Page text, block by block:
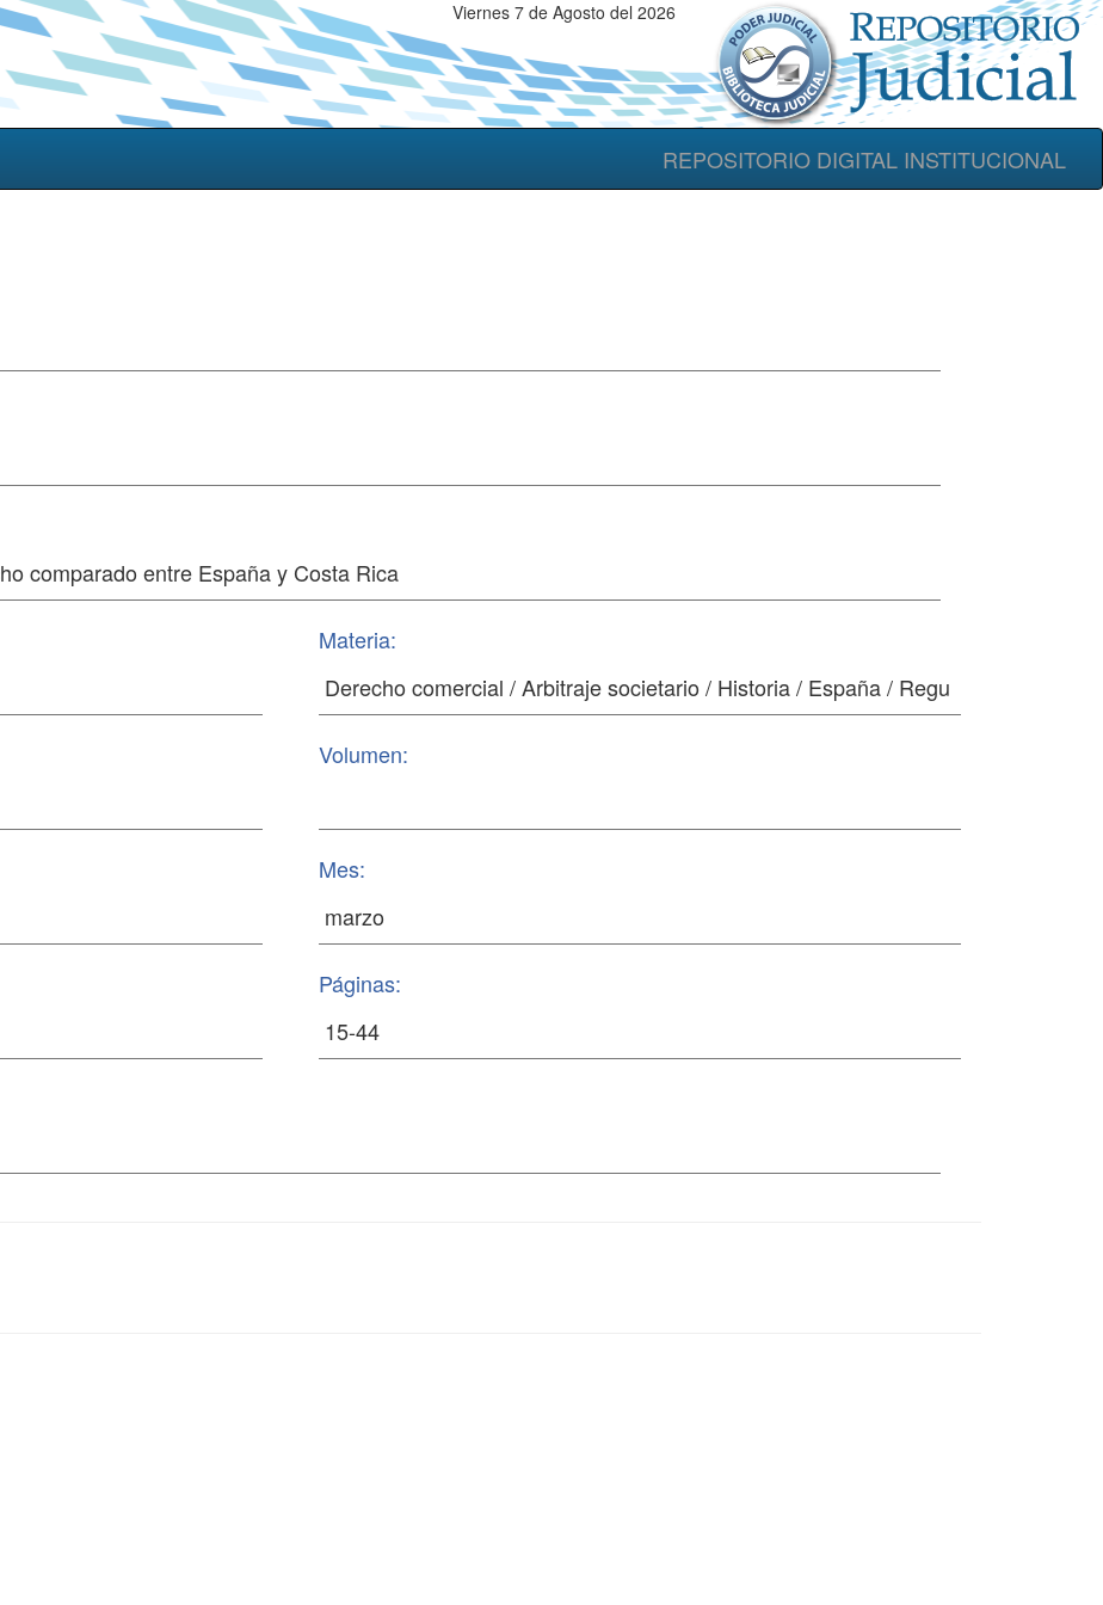
Viernes 7 de Agosto del 2026
REPOSITORIO DIGITAL INSTITUCIONAL
Materia:
Volumen:
Mes:
Páginas: